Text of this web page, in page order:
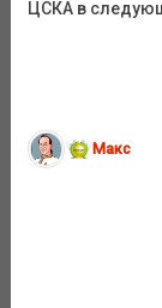
ЦСКА в
Макс